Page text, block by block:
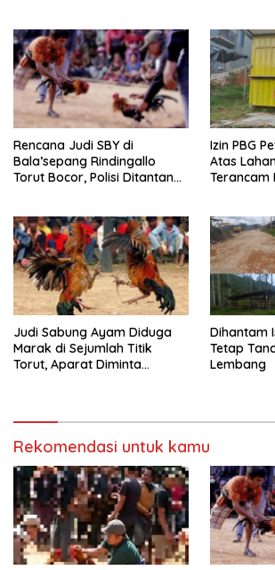
Rencana Judi SBY di
Bala’sepang Rindingallo
Torut Bocor, Polisi Ditantang
Izin PBG
Atas
Terancam
Judi Sabung Ayam Diduga
Marak di Sejumlah Titik
Torut, Aparat Diminta
Dihantam
Tetap
Lembang
Rekomendasi untuk kamu